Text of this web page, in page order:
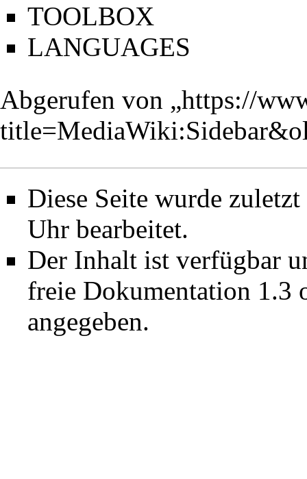
TOOLBOX
LANGUAGES
Abgerufen von „https://
Diese Seite wurde
Uhr bearbeitet.
Der Inhalt ist verfügbar
freie Dokumentation 1.3
angegeben.